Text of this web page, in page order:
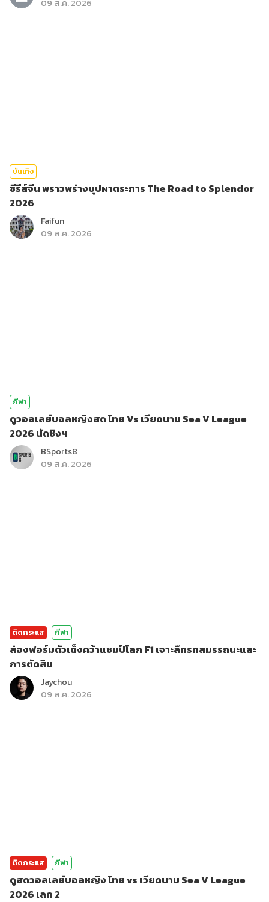
09 ส.ค. 2026
บันเทิง
ซีรีส์จีน พราวพร่างบุปผาตระการ The Road to Splendor
2026
Faifun
09 ส.ค. 2026
กีฬา
ดูวอลเลย์บอลหญิงสด ไทย Vs เวียดนาม Sea V League
2026 นัดชิงฯ
BSports8
09 ส.ค. 2026
ติดกระแส กีฬา
ส่องฟอร์มตัวเต็งคว้าแชมป์โลก F1 เจาะลึกรถสมรรถนะและ
การตัดสิน
Jaychou
09 ส.ค. 2026
ติดกระแส กีฬา
ดูสดวอลเลย์บอลหญิง ไทย vs เวียดนาม Sea V League
2026 เลก 2